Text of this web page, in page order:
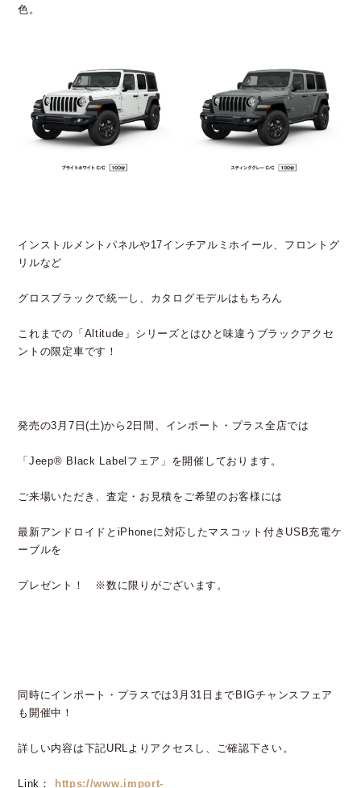
色。
インストルメントパネルや17インチアルミホイール、フロントグ
リルなど
グロスブラックで統一し、カタログモデルはもちろん
これまでの「Altitude」シリーズとはひと味違うブラックアクセ
ントの限定車です！
発売の3月7日(土)から2日間、インポート・プラス全店では
「Jeep® Black Labelフェア」を開催しております。
ご来場いただき、査定・お見積をご希望のお客様には
最新アンドロイドとiPhoneに対応したマスコット付きUSB充電ケ
ーブルを
プレゼント！ ※数に限りがございます。
同時にインポート・プラスでは3月31日までBIGチャンスフェア
も開催中！
詳しい内容は下記URLよりアクセスし、ご確認下さい。
Link：
https://www.import-